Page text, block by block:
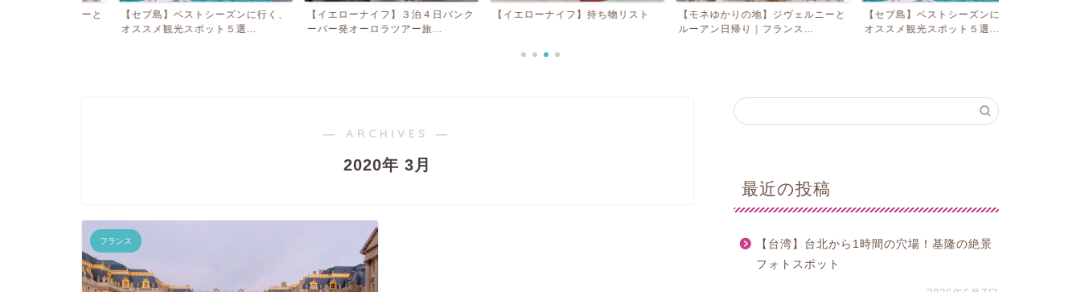
【セブ島】ベストシーズンに行く、
オススメ観光スポット５選...
【イエローナイフ】３泊４日バンク
ーバー発オーロラツアー旅...
【イエローナイフ】持ち物リスト
【モネゆかりの地】ジヴェルニーと
ルーアン日帰り｜フランス...
【セブ島】ベストシーズンに行く、
オススメ観光スポット５選...
― ARCHIVES ―
2020年 3月
フランス
最近の投稿
【台湾】台北から1時間の穴場！基隆の絶景
フォトスポット